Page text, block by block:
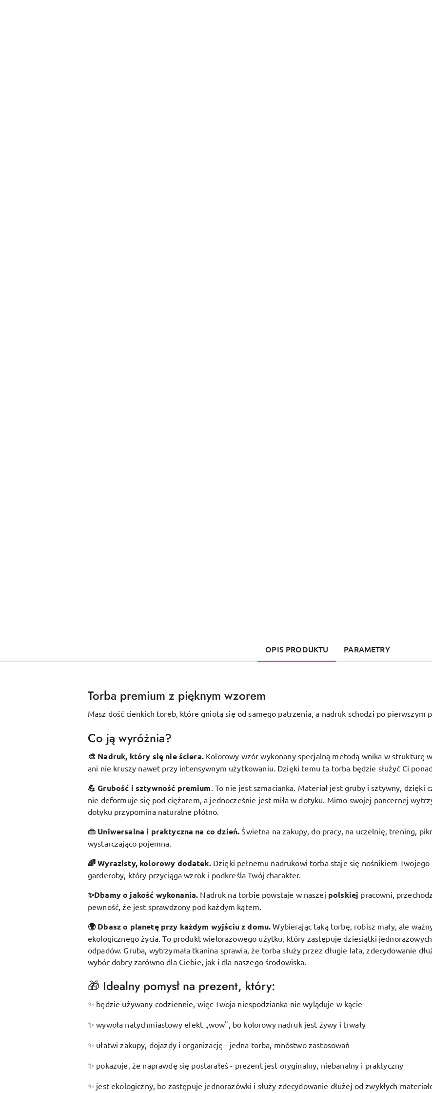
OPIS PRODUKTU PARAMETRY
Torba premium z pięknym wzorem
Masz dość cienkich toreb, które gniotą się od samego patrzenia, a nadruk schodzi po pierwszym
Co ją wyróżnia?
🎨 Nadruk, który się nie ściera. Kolorowy wzór wykonany specjalną metodą wnika w strukturę
ani nie kruszy nawet przy intensywnym użytkowaniu. Dzięki temu ta torba będzie służyć Ci
💪 Grubość i sztywność premium To nie jest szmacianka. Materiał jest gruby i sztywny, dzięki
nie deformuje się pod ciężarem, a jednocześnie jest miła w dotyku. Mimo swojej pancernej
dotyku przypomina naturalne płótno.
👜 Uniwersalna i praktyczna na co dzień. Świetna na zakupy, do pracy, na uczelnię, trening,
wystarczająco pojemna.
🌈 Wyrazisty, kolorowy dodatek. Dzięki pełnemu nadrukowi torba staje się nośnikiem
garderoby, który przyciąga wzrok i podkreśla Twój charakter.
✨Dbamy o jakość wykonania. Nadruk na torbie powstaje w naszej polskiej pracowni,
pewność, że jest sprawdzony pod każdym kątem.
🌍 Dbasz o planetę przy każdym wyjściu z domu.Wybierając taką torbę, robisz mały, ale
ekologicznego życia. To produkt wielorazowego użytku, który zastępuje dziesiątki
odpadów. Gruba, wytrzymała tkanina sprawia, że torba służy przez długie lata, zdecydowanie
wybór dobry zarówno dla Ciebie, jak i dla naszego środowiska.
🎁 Idealny pomysł na prezent, który:
✨ będzie używany codziennie, więc Twoja niespodzianka nie wyląduje w kącie
✨ wywoła natychmiastowy efekt „wow", bo kolorowy nadruk jest żywy i trwały
✨ ułatwi zakupy, dojazdy i organizację - jedna torba, mnóstwo zastosowań
✨ pokazuje, że naprawdę się postarałeś - prezent jest oryginalny, niebanalny i praktyczny
✨ jest ekologiczny, bo zastępuje jednorazówki i służy zdecydowanie dłużej od zwykłych